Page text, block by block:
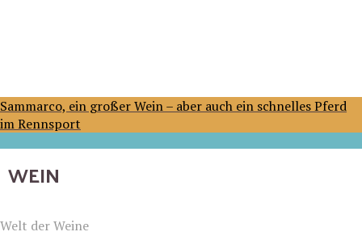
Sammarco, ein großer Wein – aber auch ein schnelles Pferd
im Rennsport
WEIN
Welt der Weine